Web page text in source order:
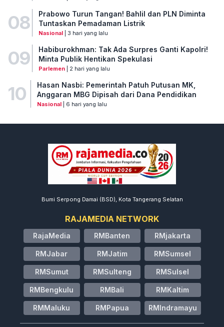
08
Prabowo Turun Tangan! Bahlil dan PLN Diminta
Tuntaskan Pemadaman Listrik
Nasional| 3 hari yang lalu
09
Habiburokhman: Tak Ada Surpres Ganti Kapolri!
Minta Publik Hentikan Spekulasi
Parlemen| 2 hari yang lalu
10
Hasan Nasbi: Pemerintah Patuh Putusan MK,
Anggaran MBG Dipisah dari Dana Pendidikan
Nasional| 6 hari yang lalu
Bumi Serpong Damai (BSD), Kota Tangerang Selatan
RAJAMEDIA NETWORK
RajaMedia RMBanten RMjakarta
RMJabar RMJatim RMSumsel
RMSumut RMSulteng RMSulsel
RMBengkulu RMBali RMKaltim
RMMaluku RMPapua RMIndramayu